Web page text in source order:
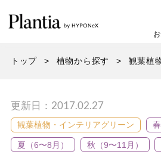
トップ 植物から探す 観葉植
更新日：2017.02.27
観葉植物・インテリアグリーン
夏（6〜8月） 秋（9〜11月）